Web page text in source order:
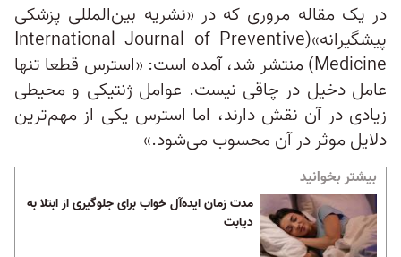
در یک مقاله مروری که در «نشریه بین‌المللی پزشکی
پیشگیرانه»(International Journal of Preventive
Medicine) منتشر شد، آمده است: «استرس قطعا تنها
عامل دخیل در چاقی نیست. عوامل ژنتیکی و محیطی
زیادی در آن نقش دارند، اما استرس یکی از مهم‌ترین
دلایل موثر در آن محسوب می‌شود.»
بیشتر بخوانید
مدت زمان ایده‌آل خواب برای جلوگیری از ابتلا به
دیابت